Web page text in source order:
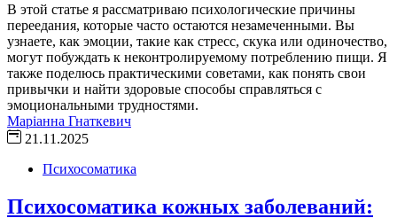
В этой статье я рассматриваю психологические причины
переедания, которые часто остаются незамеченными. Вы
узнаете, как эмоции, такие как стресс, скука или одиночество,
могут побуждать к неконтролируемому потреблению пищи. Я
также поделюсь практическими советами, как понять свои
привычки и найти здоровые способы справляться с
эмоциональными трудностями.
Маріанна Гнаткевич
21.11.2025
Психосоматика
Психосоматика кожных заболеваний: